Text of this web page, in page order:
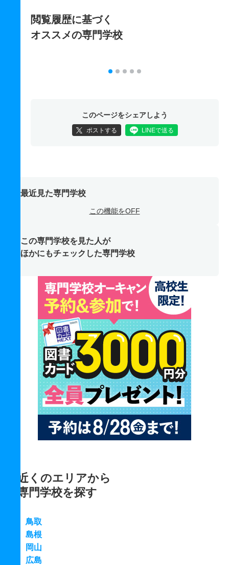
閲覧履歴に基づく
オススメの専門学校
このページをシェアしよう
ポストする LINEで送る
最近見た専門学校
この機能をOFF
この専門学校を見た人が
ほかにもチェックした専門学校
近くのエリアから
専門学校を探す
鳥取
島根
岡山
広島